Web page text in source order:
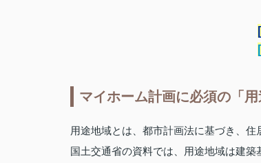
マイホーム計画に必須の「
用途地域とは、都市計画法に基づき、
国土交通省の資料では、用途地域は建